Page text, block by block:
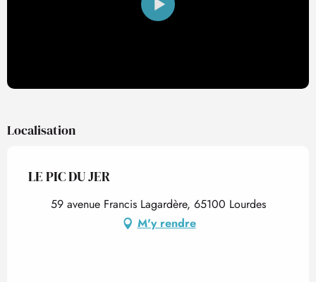
Localisation
LE PIC DU JER
59 avenue Francis Lagardère, 65100 Lourdes
M'y rendre